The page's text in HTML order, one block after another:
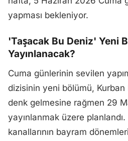
yapması bekleniyor.
'Taşacak Bu Deniz' Yeni
Yayınlanacak?
Cuma günlerinin sevilen
dizisinin yeni bölümü, Kurban
denk gelmesine rağmen 29
yayınlanmak üzere
kanallarının bayram